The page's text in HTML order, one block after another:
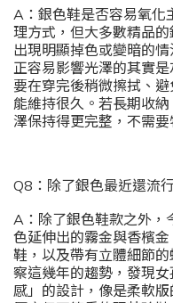
A：銀色鞋是否容易氧化
理方式，但大多數精品
出現明顯掉色或變暗的
正容易影響光澤的其實
要在穿完後稍微擦拭、
能維持很久。若長期收
澤保持得更完整，不需
Q8：除了銀色最近還流
A：除了銀色鞋款之外，
色延伸出的霧金與香檳
鞋，以及帶有立體細節
察這幾年的趨勢，發現
感」的設計，像是柔軟